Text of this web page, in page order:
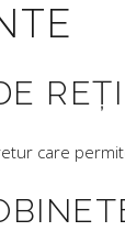
care